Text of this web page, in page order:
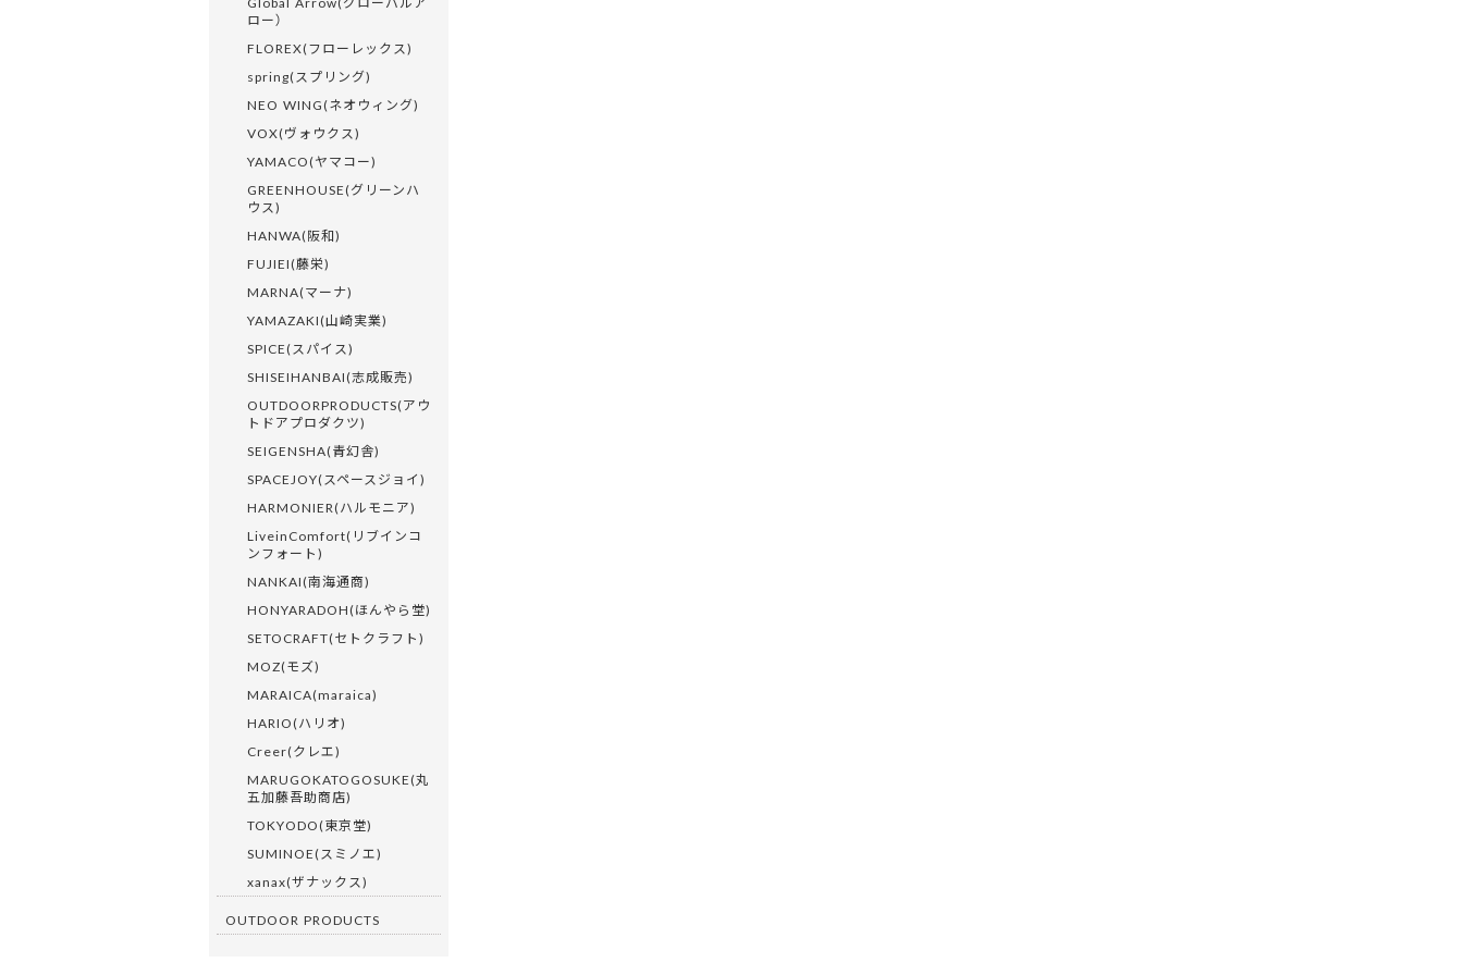
ロー）
FLOREX(フローレックス)
spring(スプリング)
NEO WING(ネオウィング)
VOX(ヴォウクス)
YAMACO(ヤマコー)
GREENHOUSE(グリーンハ
ウス)
HANWA(阪和)
FUJIEI(藤栄)
MARNA(マーナ)
YAMAZAKI(山崎実業)
SPICE(スパイス)
SHISEIHANBAI(志成販売)
OUTDOORPRODUCTS(アウ
トドアプロダクツ)
SEIGENSHA(青幻舎)
SPACEJOY(スペースジョイ)
HARMONIER(ハルモニア)
LiveinComfort(リブインコ
ンフォート)
NANKAI(南海通商)
HONYARADOH(ほんやら堂)
SETOCRAFT(セトクラフト)
MOZ(モズ)
MARAICA(maraica)
HARIO(ハリオ)
Creer(クレエ)
MARUGOKATOGOSUKE(丸
五加藤吾助商店)
TOKYODO(東京堂)
SUMINOE(スミノエ)
xanax(ザナックス)
OUTDOOR PRODUCTS